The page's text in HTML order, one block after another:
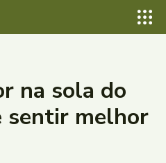
na sola do
sentir melhor